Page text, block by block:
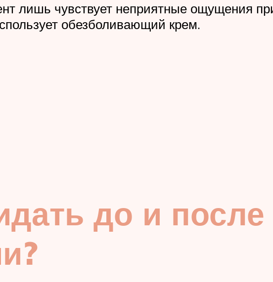
лишь чувствует неприятные ощущения
обезболивающий крем.
до и после